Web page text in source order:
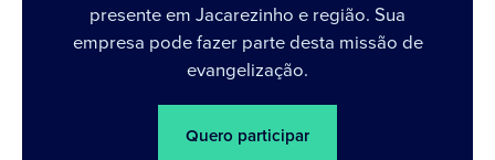
presente em Jacarezinho e região. Sua
empresa pode fazer parte desta missão de
evangelização.
Quero participar